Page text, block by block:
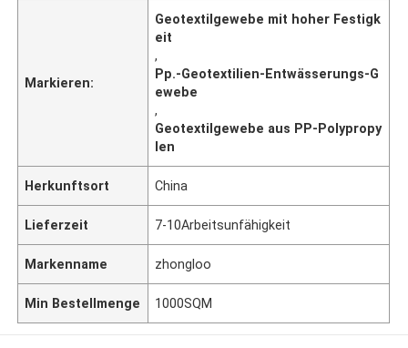
Markieren:
Geotextilgewebe mit hoher Festigk
eit
,
Pp.-Geotextilien-Entwässerungs-G
ewebe
,
Geotextilgewebe aus PP-Polypropy
len
Herkunftsort China
Lieferzeit 7-10Arbeitsunfähigkeit
Markenname zhongloo
Min Bestellmenge 1000SQM